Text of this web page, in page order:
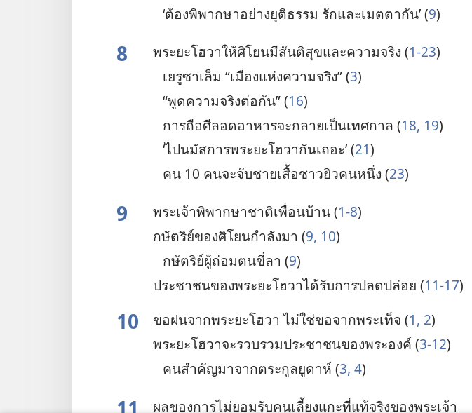
‘ต้อง​พิพากษา​อย่าง​ยุติธรรม รัก​และ​เมตตา​กัน’ (9)
8 พระ​ยะโฮวา​ให้​ศิโยน​มี​สันติ​สุข​และ​ความ​จริง (1-23)
เยรูซาเล็ม “เมือง​แห่ง​ความ​จริง” (3)
“พูด​ความ​จริง​ต่อ​กัน” (16)
การ​ถือ​ศีล​อด​อาหาร​จะ​กลาย​เป็น​เทศกาล (18, 19)
‘ไป​นมัสการ​พระ​ยะโฮวา​กัน​เถอะ’ (21)
คน 10 คน​จะ​จับ​ชาย​เสื้อ​ชาว​ยิว​คน​หนึ่ง (23)
9 พระเจ้า​พิพากษา​ชาติ​เพื่อน​บ้าน (1-8)
กษัตริย์​ของ​ศิโยน​กำลัง​มา (9, 10)
กษัตริย์​ผู้​ถ่อม​ตน​ขี่​ลา (9)
ประชาชน​ของ​พระ​ยะโฮวา​ได้​รับ​การ​ปลด​ปล่อย (11-17)
10 ขอ​ฝน​จาก​พระ​ยะโฮวา ไม่​ใช่​ขอ​จาก​พระ​เท็จ (1, 2)
พระ​ยะโฮวา​จะ​รวบ​รวม​ประชาชน​ของ​พระองค์ (3-12)
คน​สำคัญ​มา​จาก​ตระกูล​ยูดาห์ (3, 4)
ผล​ของ​การ​ไม่​ยอม​รับ​คน​เลี้ยง​แกะ​ที่​แท้​จริง​ของ​พระเจ้า